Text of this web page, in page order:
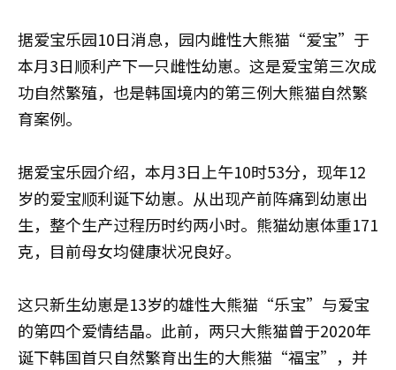
据爱宝乐园10日消息，园内雌性大熊猫“爱宝”于
本月3日顺利产下一只雌性幼崽。这是爱宝第三次成
功自然繁殖，也是韩国境内的第三例大熊猫自然繁
育案例。
据爱宝乐园介绍，本月3日上午10时53分，现年12
岁的爱宝顺利诞下幼崽。从出现产前阵痛到幼崽出
生，整个生产过程历时约两小时。熊猫幼崽体重171
克，目前母女均健康状况良好。
这只新生幼崽是13岁的雄性大熊猫“乐宝”与爱宝
的第四个爱情结晶。此前，两只大熊猫曾于2020年
诞下韩国首只自然繁育出生的大熊猫“福宝”，并